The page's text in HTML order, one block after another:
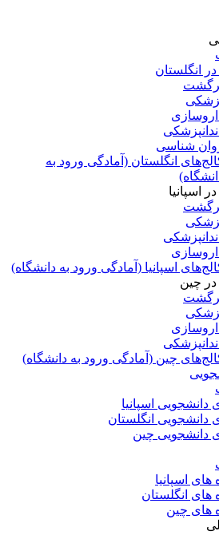
انگلستان
شناسی
انگلستان (آمادگی ورود به
اسپانیا
اسپانیا (آمادگی ورود به دانشگاه)
چین
چین (آمادگی ورود به دانشگاه)
دانشجویی اسپانیا
دانشجویی انگلستان
دانشجویی چین
های اسپانیا
های انگلستان
های چین